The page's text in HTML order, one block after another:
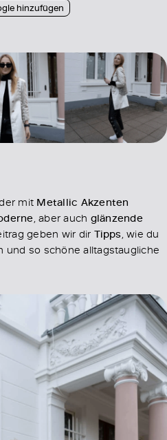
hinzufügen
mit Metallic Akzenten
, aber auch glänzende
geben wir dir Tipps , wie du
und so schöne alltagstaugliche